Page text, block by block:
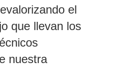
el
que llevan los
nuestra